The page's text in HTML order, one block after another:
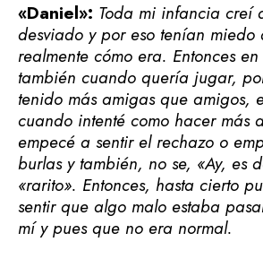
«Daniel»: Toda mi infancia creí
desviado y por eso tenían miedo
realmente cómo era. Entonces
también cuando quería jugar,
tenido más amigas que amigos,
cuando intenté como hacer más
empecé a sentir el rechazo o
burlas y también, no se, «Ay, es
«rarito». Entonces, hasta cierto
sentir que algo malo estaba
mí y pues que no era normal.